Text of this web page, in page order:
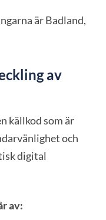
är Badland,
av
källkod som är
och
digital
av: